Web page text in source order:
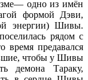
одно из имён
формой Дэви,
энергии) Шивы.
рядом с
предавался
чтобы у Шивы
демона Тараку,